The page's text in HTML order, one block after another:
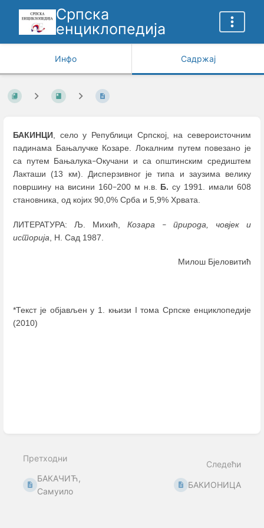
Српска
енциклопедија
Инфо Садржај
БАКИНЦИ, село у Републици Српској, на североисточним
падинама Бањалучке Козаре. Локалним путем повезано је
са путем Бањалука–Окучани и са општинским средиштем
Лакташи (13 км). Дисперзивног је типа и заузима велику
површину на висини 160–200 м н.в. Б. су 1991. имали 608
становника, од којих 90,0% Срба и 5,9% Хрвата.
ЛИТЕРАТУРА: Љ. Михић, Козара – природа, човјек и
историја , Н. Сад 1987.
Милош Бјеловитић
*Текст је објављен у 1. књизи I тома Српске енциклопедије
(2010)
Претходни
БАКАЧИЋ,
Самуило
Следећи
БАКИОНИЦА